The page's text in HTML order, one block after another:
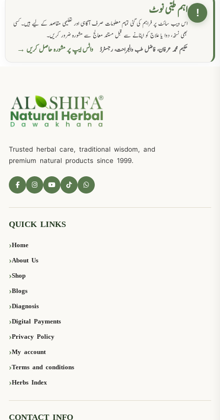
! اہم طبی نوٹ
اس ویب سائٹ پر فراہم کی گئی تمام معلومات صرف آگاہی اور تعلیمی مقاصد کے لیے ہیں۔ کسی
بھی نسخہ، دوا یا علاج کو اپنانے سے قبل مستند معالج سے مشورہ ضرور کریں۔
حکیم محمد عرفان، فاضل طب والجراحت، رجسٹرڈ
واٹس ایپ پر مشورہ حاصل کریں →
Trusted herbal care, traditional wisdom, and
premium natural products since 1999.
QUICK LINKS
Home
About Us
Shop
Blogs
Diagnosis
Digital Payments
Privacy Policy
My account
Terms and conditions
Herbs Index
CONTACT INFO